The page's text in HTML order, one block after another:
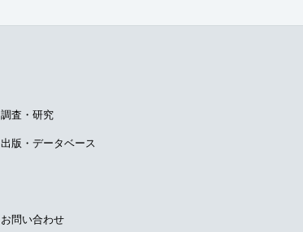
調査・研究
出版・データベース
お問い合わせ